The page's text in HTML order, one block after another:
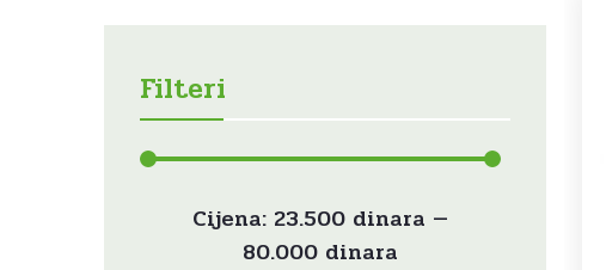
Filteri
Cijena: 23.500 dinara —
80.000 dinara